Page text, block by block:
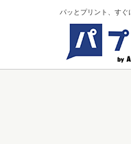
パッとプリント、すぐ